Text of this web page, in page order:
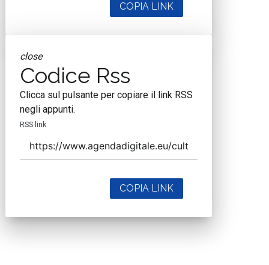
COPIA LINK
close
Codice Rss
Clicca sul pulsante per copiare il link RSS
negli appunti.
RSS link
COPIA LINK